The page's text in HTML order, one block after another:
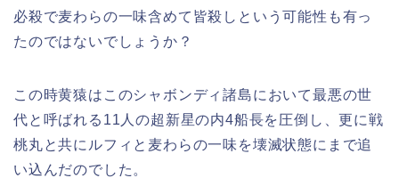
必殺で麦わらの一味含めて皆殺しという可能性も有っ
たのではないでしょうか？
この時黄猿は このシャボンディ諸島において最悪の世
代と呼ばれる11人の超新星の内4船長を圧倒し、更に戦
桃丸と共に ルフィと麦わらの一味を壊滅状態にまで追
い込んだのでした。